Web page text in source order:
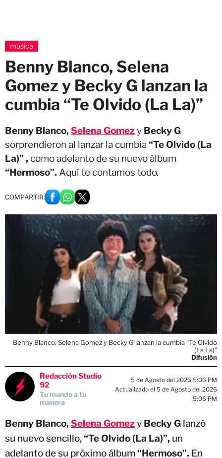
música
Benny Blanco, Selena
Gomez y Becky G lanzan la
cumbia “Te Olvido (La La)”
Benny Blanco, Selena Gomezy Becky G
sorprendieron al lanzar la cumbia “Te Olvido (La
La)” , como adelanto de su nuevo álbum
“Hermoso”. Aquí te contamos todo.
COMPARTIR:
Benny Blanco, Selena Gomez y Becky G lanzan la cumbia “Te Olvido
(La La)”
Difusión
Redacción Studio
92
Tu mundo a tu
manera
5 de Agosto del 2026 5:06 PM
Actualizado el 5 de Agosto del 2026
5:06 PM
Benny Blanco, Selena Gomezy Becky G lanzó
su nuevo sencillo,“Te Olvido (La La)”, un
adelanto de su próximo álbum “Hermoso”. En